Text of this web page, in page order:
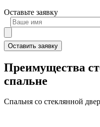
Оставьте заявку
Оставить заявку
Преимущества
спальне
Спальня со стеклянной